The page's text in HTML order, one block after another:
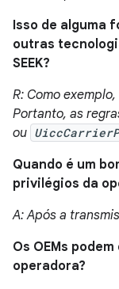
Isso de alguma
outras
SEEK?
R: Como exemplo,
Portanto, as
ou
Quando é um
privilégios da
A: Após a
Os OEMs
operadora?